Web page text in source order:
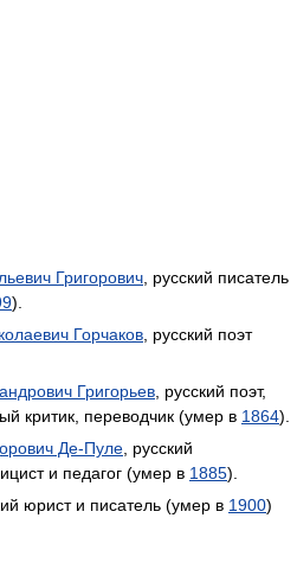
Григорович , русский писатель
).
Горчаков , русский поэт
Григорьев , русский поэт,
критик, переводчик (умер в 1864).
Де-Пуле , русский
и педагог (умер в 1885).
юрист и писатель (умер в 1900)